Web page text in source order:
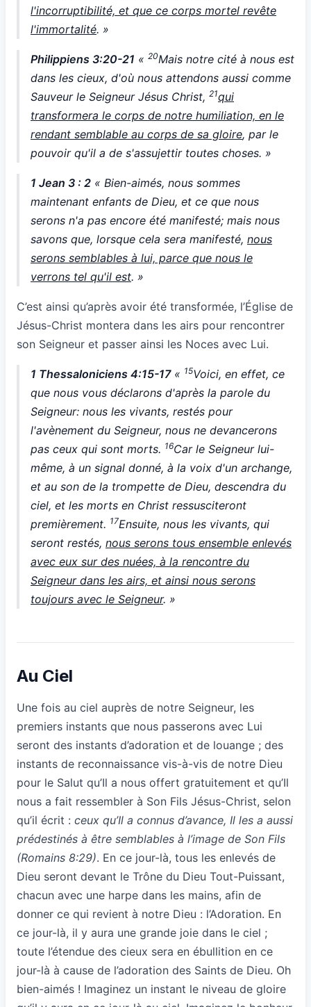
l'incorruptibilité, et que ce corps mortel revête
l'immortalité. »
Philippiens 3:20-21 « 20Mais notre cité à nous est
dans les cieux, d'où nous attendons aussi comme
Sauveur le Seigneur Jésus Christ, 21qui
transformera le corps de notre humiliation, en le
rendant semblable au corps de sa gloire, par le
pouvoir qu'il a de s'assujettir toutes choses. »
1 Jean 3 : 2 « Bien-aimés, nous sommes
maintenant enfants de Dieu, et ce que nous
serons n'a pas encore été manifesté; mais nous
savons que, lorsque cela sera manifesté, nous
serons semblables à lui, parce que nous le
verrons tel qu'il est. »
C’est ainsi qu’après avoir été transformée, l’Église de
Jésus-Christ montera dans les airs pour rencontrer
son Seigneur et passer ainsi les Noces avec Lui.
1 Thessaloniciens 4:15-17« 15Voici, en effet, ce
que nous vous déclarons d'après la parole du
Seigneur: nous les vivants, restés pour
l'avènement du Seigneur, nous ne devancerons
pas ceux qui sont morts. 16Car le Seigneur lui-
même, à un signal donné, à la voix d'un archange,
et au son de la trompette de Dieu, descendra du
ciel, et les morts en Christ ressusciteront
premièrement. 17Ensuite, nous les vivants, qui
seront restés, nous serons tous ensemble enlevés
avec eux sur des nuées, à la rencontre du
Seigneur dans les airs, et ainsi nous serons
toujours avec le Seigneur. »
Au Ciel
Une fois au ciel auprès de notre Seigneur, les
premiers instants que nous passerons avec Lui
seront des instants d’adoration et de louange ; des
instants de reconnaissance vis-à-vis de notre Dieu
pour le Salut qu’Il a nous offert gratuitement et qu’Il
nous a fait ressembler à Son Fils Jésus-Christ, selon
qu’il écrit : ceux qu’Il a connus d’avance, Il les a aussi
prédestinés à être semblables à l’image de Son Fils
(Romains 8:29). En ce jour-là, tous les enlevés de
Dieu seront devant le Trône du Dieu Tout-Puissant,
chacun avec une harpe dans les mains, afin de
donner ce qui revient à notre Dieu : l’Adoration. En
ce jour-là, il y aura une grande joie dans le ciel ;
toute l’étendue des cieux sera en ébullition en ce
jour-là à cause de l’adoration des Saints de Dieu. Oh
bien-aimés ! Imaginez un instant le niveau de gloire